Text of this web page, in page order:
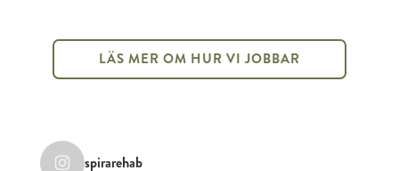
LÄS MER OM HUR VI JOBBAR
spirarehab